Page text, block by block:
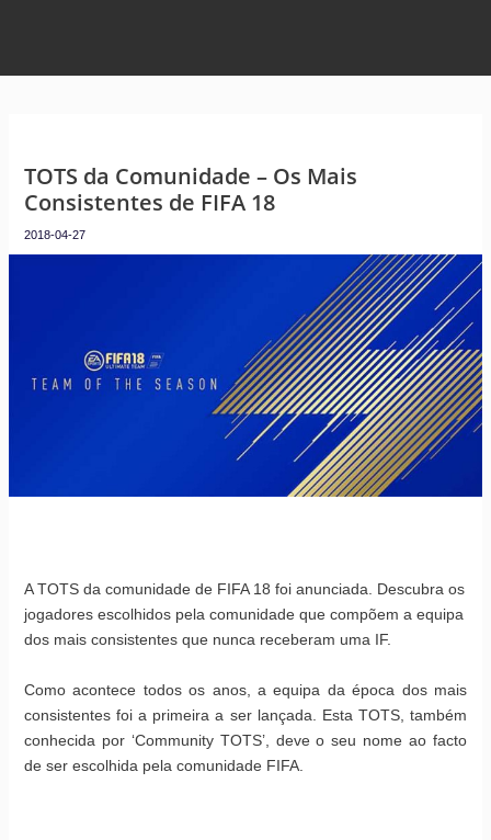
TOTS da Comunidade – Os Mais
Consistentes de FIFA 18
2018-04-27
A TOTS da comunidade de FIFA 18 foi anunciada. Descubra os
jogadores escolhidos pela comunidade que compõem a equipa
dos mais consistentes que nunca receberam uma IF.
Como acontece todos os anos, a equipa da época dos mais
consistentes foi a primeira a ser lançada. Esta TOTS, também
conhecida por ‘Community TOTS’, deve o seu nome ao facto
de ser escolhida pela comunidade FIFA.